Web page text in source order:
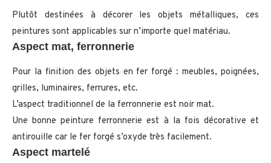
Plutôt destinées à décorer les objets métalliques, ces
peintures sont applicables sur n’importe quel matériau.
Aspect mat, ferronnerie
Pour la finition des objets en fer forgé : meubles, poignées,
grilles, luminaires, ferrures, etc.
L’aspect traditionnel de la ferronnerie est noir mat.
Une bonne peinture ferronnerie est à la fois décorative et
antirouille car le fer forgé s’oxyde très facilement.
Aspect martelé